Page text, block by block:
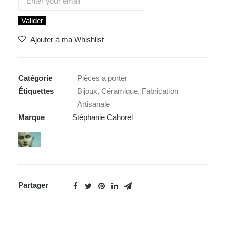
Valider
Ajouter à ma Whishlist
Catégorie
Pièces a porter
Étiquettes
Bijoux, Céramique, Fabrication
Artisanale
Marque
Stéphanie Cahorel
Partager